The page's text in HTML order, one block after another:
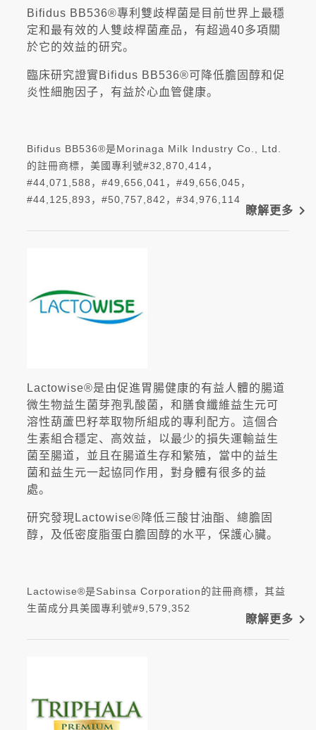
Bifidus BB536®專利雙歧桿菌是目前世界上最穩
定和最有效的人雙歧桿菌產品，有超過40多項關
於它的效益的研究。
臨床研究證實Bifidus BB536®可降低膽固醇和促
炎性細胞因子，有益於心血管健康。
Bifidus BB536®是Morinaga Milk Industry Co., Ltd.
的註冊商標，美國專利號#32,870,414，
#44,071,588，#49,656,041，#49,656,045，
#44,125,893，#50,757,842，#34,976,114
瞭解更多 navigate_next
Lactowise®是由促進胃腸健康的有益人體的腸道
微生物益生菌芽孢乳酸菌，和膳食纖維益生元可
溶性葫蘆巴籽萃取物所組成的專利配方。這個合
生素組合穩定、高效益，以最少的損失運輸益生
菌至腸道，並且在腸道生存和繁殖，當中的益生
菌和益生元一起協同作用，對身體有很多的益
處。
研究發現Lactowise®降低三酸甘油酯、總膽固
醇，及低密度脂蛋白膽固醇的水平，保護心臟。
Lactowise®是Sabinsa Corporation的註冊商標，其益
生菌成分具美國專利號#9,579,352
瞭解更多 navigate_next